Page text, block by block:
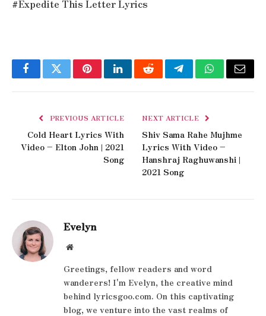
#Expedite This Letter Lyrics
FacebookTwitterPinterestLinkedInRedditTelegramWhatsApp
Email
PREVIOUS ARTICLE
Cold Heart Lyrics With
Video – Elton John | 2021
Song
NEXT ARTICLE
Shiv Sama Rahe Mujhme
Lyrics With Video –
Hanshraj Raghuwanshi |
2021 Song
Evelyn
Website
Greetings, fellow readers and word
wanderers! I'm Evelyn, the creative mind
behind lyricsgoo.com. On this captivating
blog, we venture into the vast realms of